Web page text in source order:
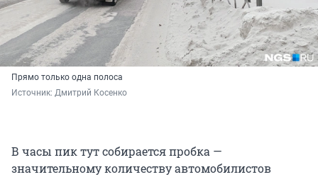
Прямо только одна полоса
Источник: Дмитрий Косенко
В часы пик тут собирается пробка —
значительному количеству автомобилистов